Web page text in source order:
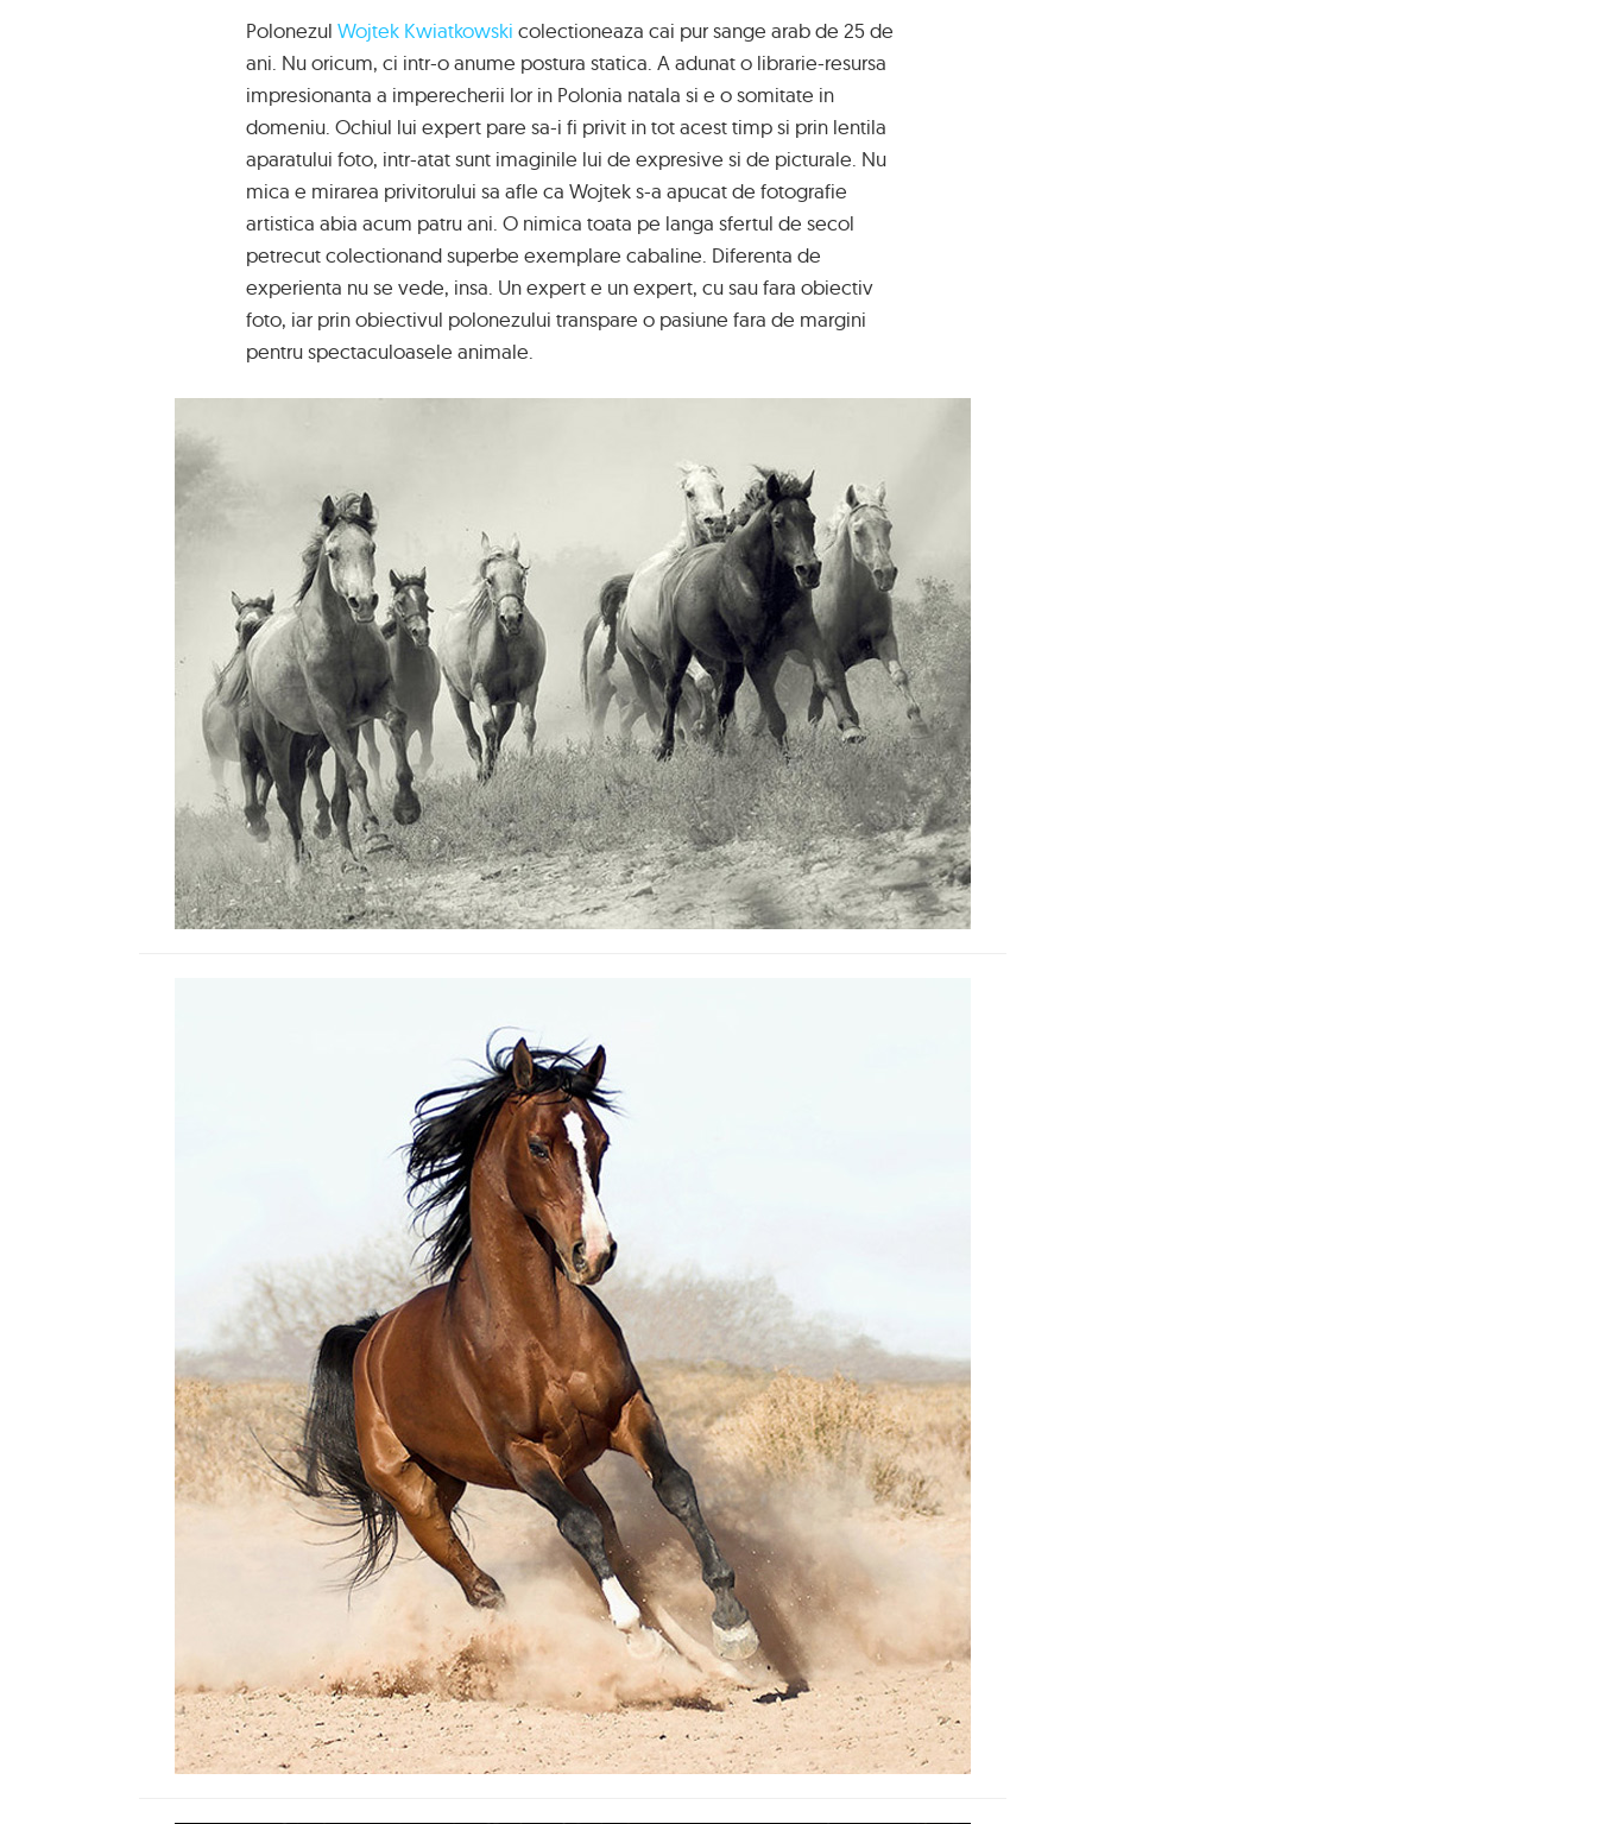
Polonezul Wojtek Kwiatkowski colectioneaza cai pur sange arab de 25 de
ani. Nu oricum, ci intr-o anume postura statica. A adunat o librarie-resursa
impresionanta a imperecherii lor in Polonia natala si e o somitate in
domeniu. Ochiul lui expert pare sa-i fi privit in tot acest timp si prin lentila
aparatului foto, intr-atat sunt imaginile lui de expresive si de picturale. Nu
mica e mirarea privitorului sa afle ca Wojtek s-a apucat de fotografie
artistica abia acum patru ani. O nimica toata pe langa sfertul de secol
petrecut colectionand superbe exemplare cabaline. Diferenta de
experienta nu se vede, insa. Un expert e un expert, cu sau fara obiectiv
foto, iar prin obiectivul polonezului transpare o pasiune fara de margini
pentru spectaculoasele animale.